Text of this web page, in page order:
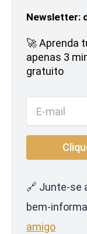
Newsletter:
🚀 Aprenda
apenas 3
gratuito
🔗 Junte-se
bem-
amigo